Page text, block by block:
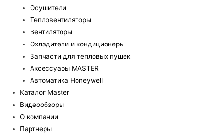
Осушители
Тепловентиляторы
Вентиляторы
Охладители и кондиционеры
Запчасти для тепловых пушек
Аксессуары MASTER
Автоматика Honeywell
Каталог Master
Видеообзоры
О компании
Партнеры